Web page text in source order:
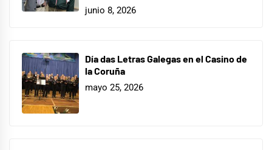
junio 8, 2026
Día das Letras Galegas en el Casino de
la Coruña
mayo 25, 2026